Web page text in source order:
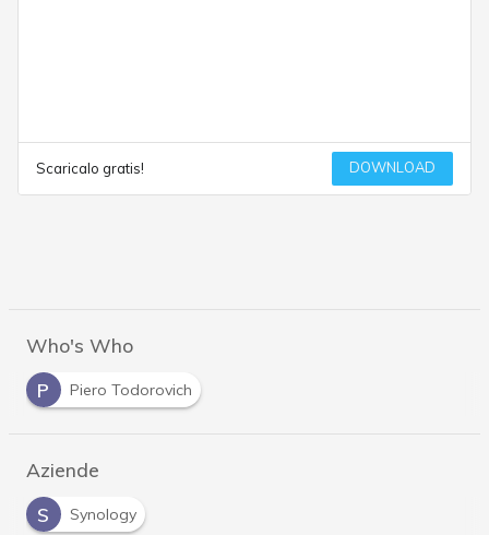
Scaricalo gratis! DOWNLOAD
Who's Who
P
Piero Todorovich
Aziende
S
Synology